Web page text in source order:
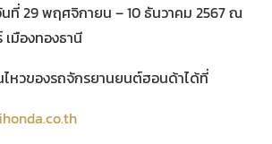
ที่ 29 พฤศจิกายน – 10 ธันวาคม 2567 ณ
เมืองทองธานี
หวของรถจักรยานยนต์ฮอนด้าได้ที่